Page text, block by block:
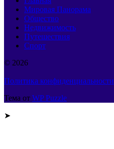
Мировая Панорама
Общество
Недвижимость
Путешествия
Спорт
© 2026
Политика конфиденциальности
Тема от WP Puzzle
➤